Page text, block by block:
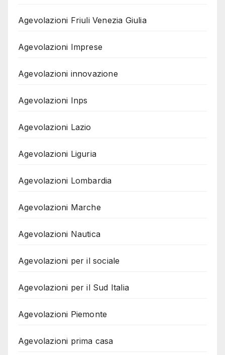
Agevolazioni Friuli Venezia Giulia
Agevolazioni Imprese
Agevolazioni innovazione
Agevolazioni Inps
Agevolazioni Lazio
Agevolazioni Liguria
Agevolazioni Lombardia
Agevolazioni Marche
Agevolazioni Nautica
Agevolazioni per il sociale
Agevolazioni per il Sud Italia
Agevolazioni Piemonte
Agevolazioni prima casa